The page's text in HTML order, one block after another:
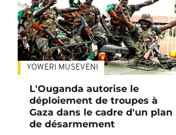
YOWERI MUSEVENI
L'Ouganda autorise le
déploiement de troupes à
Gaza dans le cadre d'un plan
de désarmement